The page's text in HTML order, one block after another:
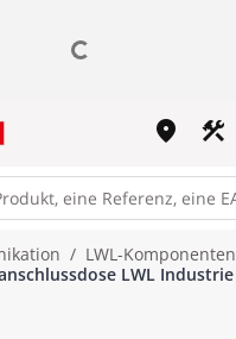
place construction
LWL-Komponenten
LWL Industrie